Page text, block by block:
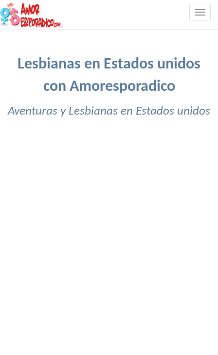
Lesbianas en Estados unidos
con Amoresporadico
Aventuras y Lesbianas en Estados unidos